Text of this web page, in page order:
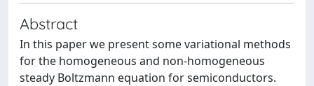
Abstract
In this paper we present some variational methods
for the homogeneous and non-homogeneous
steady Boltzmann equation for semiconductors.